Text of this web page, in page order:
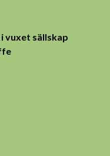
vuxet sällskap